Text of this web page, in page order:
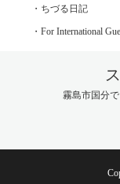
・ちづる日記
・For International
霧島市国分